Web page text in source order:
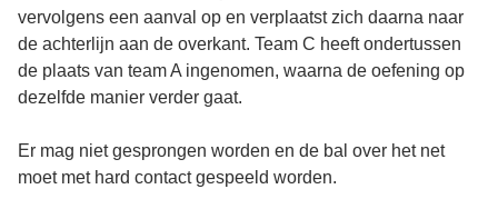
vervolgens een aanval op en verplaatst zich daarna naar
de achterlijn aan de overkant. Team C heeft ondertussen
de plaats van team A ingenomen, waarna de oefening op
dezelfde manier verder gaat.
Er mag niet gesprongen worden en de bal over het net
moet met hard contact gespeeld worden.